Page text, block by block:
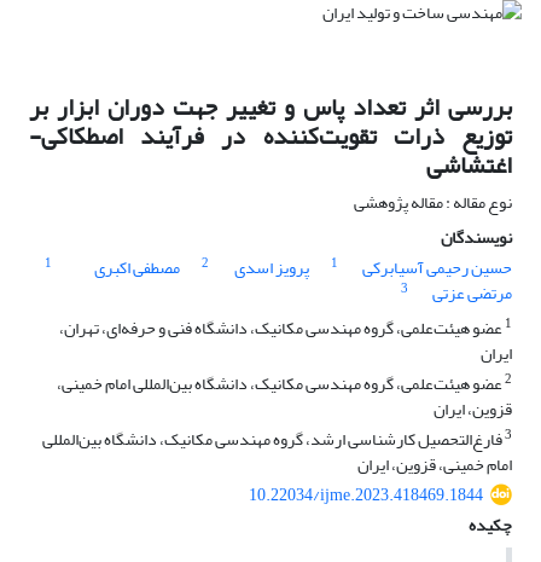
بررسی اثر تعداد پاس و تغییر جهت دوران ابزار بر
توزیع ذرات تقویت‌کننده در فرآیند اصطکاکی-
اغتشاشی
نوع مقاله : مقاله پژوهشی
نویسندگان
حسین رحیمی آسیابرکی
1 پرویز اسدی 2 مصطفی اکبری 1
مرتضی عزتی
3
1عضو هیئت‌علمی، گروه مهندسی مکانیک، دانشگاه فنی و حرفه‌ای، تهران،
ایران
2عضو هیئت‌علمی، گروه مهندسی مکانیک، دانشگاه بین‌المللی امام خمینی،
قزوین، ایران
3فارغ‌التحصیل کارشناسی ارشد، گروه مهندسی مکانیک، دانشگاه بین‌المللی
امام خمینی، قزوین، ایران
10.22034/ijme.2023.418469.1844
چکیده